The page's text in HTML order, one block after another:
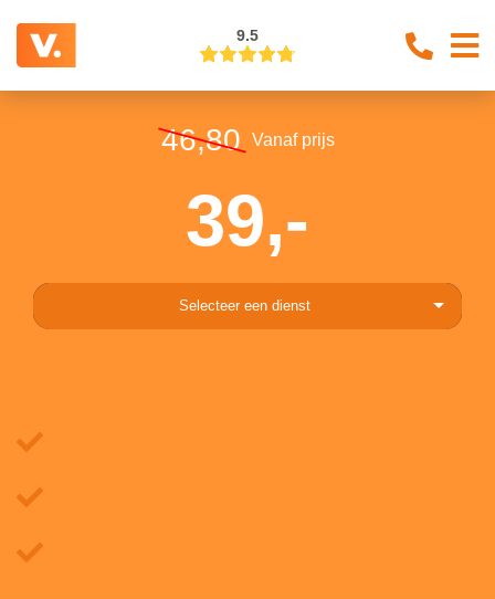
9.5
46,80 Vanaf prijs
39,-
Selecteer een dienst